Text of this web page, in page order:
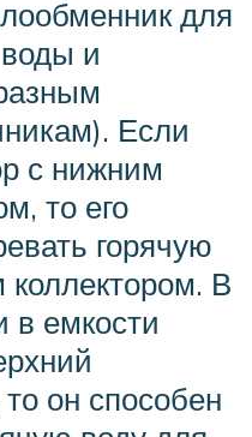
для
и
Если
с нижним
то его
горячую
В
в емкости
он способен